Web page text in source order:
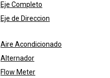
Eje Completo
Eje de Direccion
Aire Acondicionado
Alternador
Flow Meter